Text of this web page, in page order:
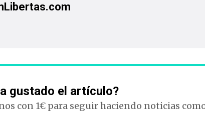
gustado el artículo?
con 1€ para seguir haciendo noticias